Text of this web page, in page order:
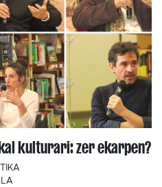
kulturari: zer ekarpen?